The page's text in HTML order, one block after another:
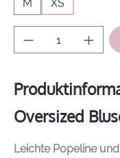
M
XS
Produkt
Oversized
Leichte Popeline